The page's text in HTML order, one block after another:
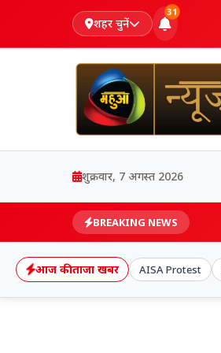
शहर चुनें
31
शुक्रवार, 7 अगस्त 2026
BREAKING NEWS
आज की ताजा खबर AISA Protest